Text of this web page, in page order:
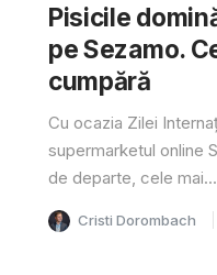
Pisicile
pe Sezamo.
cumpără
Cu ocazia Zilei
supermarketul online
de departe, cele mai...
Cristi Dorombach